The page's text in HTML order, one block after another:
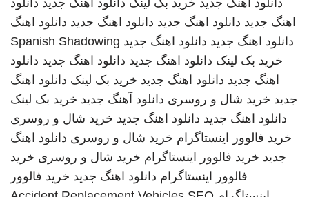
دانلود اهنگ جدید خرید بک لینک دانلود اهنگ جدید دانلود
اهنگ جدید دانلود اهنگ جدید دانلود اهنگ جدید دانلود اهنگ
دانلود اهنگ جدید دانلود اهنگ جدید Spanish Shadowing
خرید بک لینک دانلود اهنگ جدید دانلود اهنگ جدید دانلود
اهنگ جدید دانلود اهنگ جدید خرید بک لینک دانلود اهنگ
جدید خرید شال و روسری دانلود آهنگ جدید خرید بک لینک
دانلود اهنگ جدید دانلود اهنگ جدید خرید شال و روسری
خرید فالوور اینستاگرام خرید شال و روسری دانلود اهنگ
جدید خرید فالوور اینستاگرام خرید شال و روسری خرید
فالوور اینستاگرام دانلود اهنگ جدید خرید فالوور